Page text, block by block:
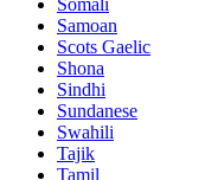
Samoan
Scots Gaelic
Shona
Sindhi
Sundanese
Swahili
Tajik
Tamil